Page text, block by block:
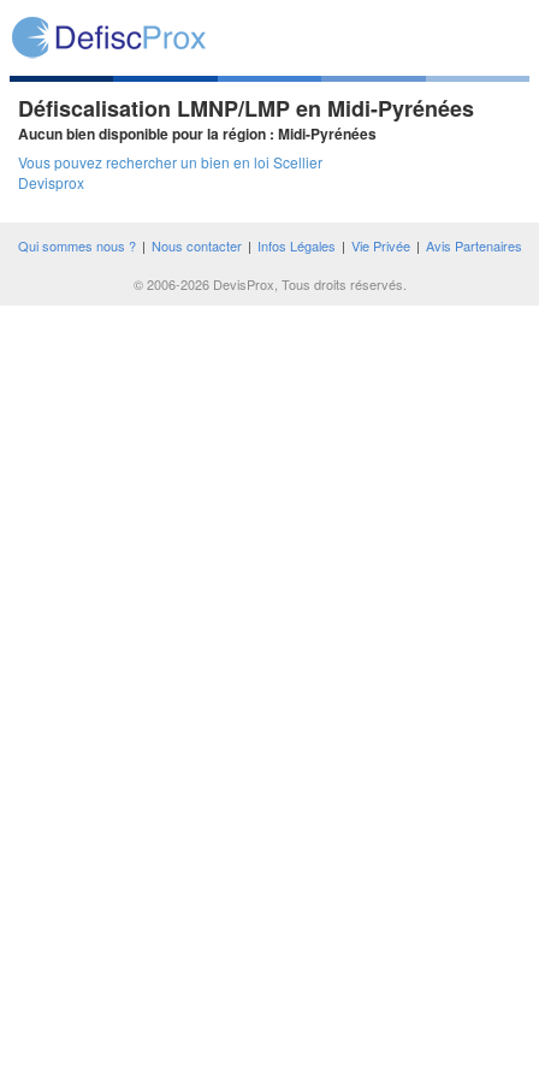
Défiscalisation LMNP/LMP en Midi-Pyrénées
Aucun bien disponible pour la région : Midi-Pyrénées
Vous pouvez rechercher un bien en loi Scellier
Devisprox
Qui sommes nous ? | Nous contacter | Infos Légales | Vie Privée | Avis Partenaires
© 2006-2026 DevisProx, Tous droits réservés.